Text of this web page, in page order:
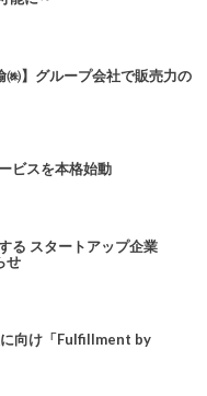
㈱】グループ会社で販売力の
ビスを本格始動
る スタートアップ企業
せ
向け「Fulfillment by